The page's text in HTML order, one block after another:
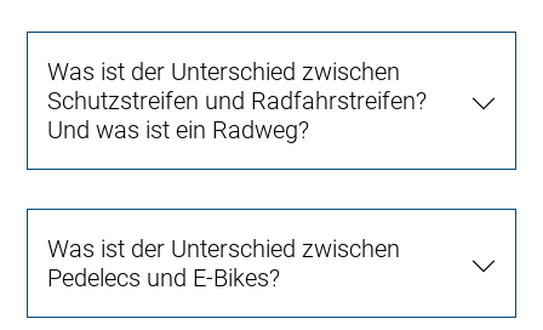
Was ist der Unterschied zwischen
Schutzstreifen und Radfahrstreifen?
Und was ist ein Radweg?
Was ist der Unterschied zwischen
Pedelecs und E-Bikes?